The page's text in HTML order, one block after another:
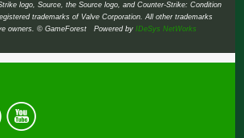
logo, Source, the Source logo, and Counter-Strike: Condition
trademarks of Valve Corporation. All other trademarks
owners. © GameForest Powered byIDeSys NetWorks